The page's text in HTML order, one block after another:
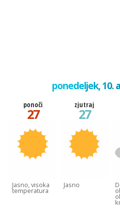
ponedeljek, 10.
ponoči
27
Jasno, visoka
temperatura
zjutraj
27
Jasno